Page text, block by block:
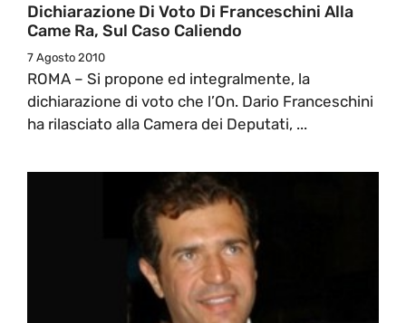
Dichiarazione Di Voto Di Franceschini Alla
Came Ra, Sul Caso Caliendo
7 Agosto 2010
ROMA – Si propone ed integralmente, la
dichiarazione di voto che l’On. Dario Franceschini
ha rilasciato alla Camera dei Deputati, ...